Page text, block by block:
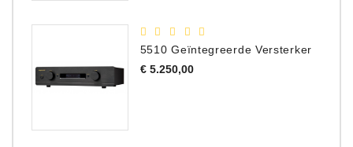
5510 Geïntegreerde Versterker
€ 5.250,00Prijs